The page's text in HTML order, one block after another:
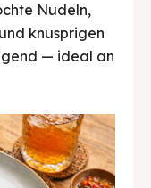
Nudeln,
knusprigen
— ideal an